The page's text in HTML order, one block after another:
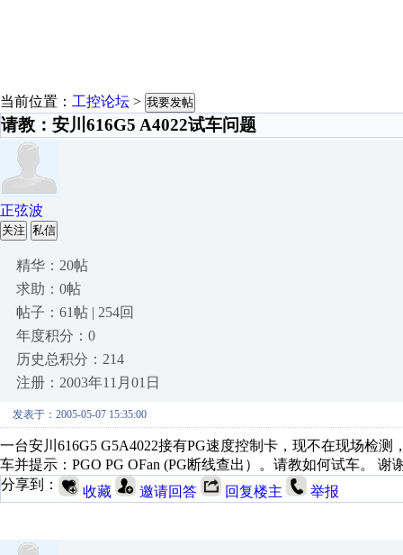
当前位置： 工控论坛 > 我要发帖
请教：安川616G5 A4022试车问题
正弦波
关注 私信
精华：20帖
求助：0帖
帖子：61帖 | 254回
年度积分：0
历史总积分：214
注册：2003年11月01日
发表于：2005-05-07 15:35:00
一台安川616G5 G5A4022接有PG速度控制卡，现不在现场检
车并提示：PGO PG OFan (PG断线查出）。请教如何试车。 谢
分享到：
收藏 邀请回答 回复楼主 举报